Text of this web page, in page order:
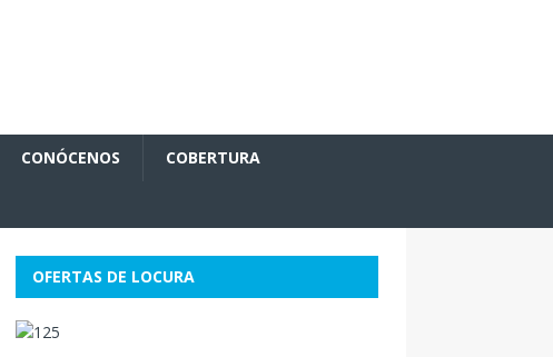
CONÓCENOS COBERTURA
OFERTAS DE LOCURA